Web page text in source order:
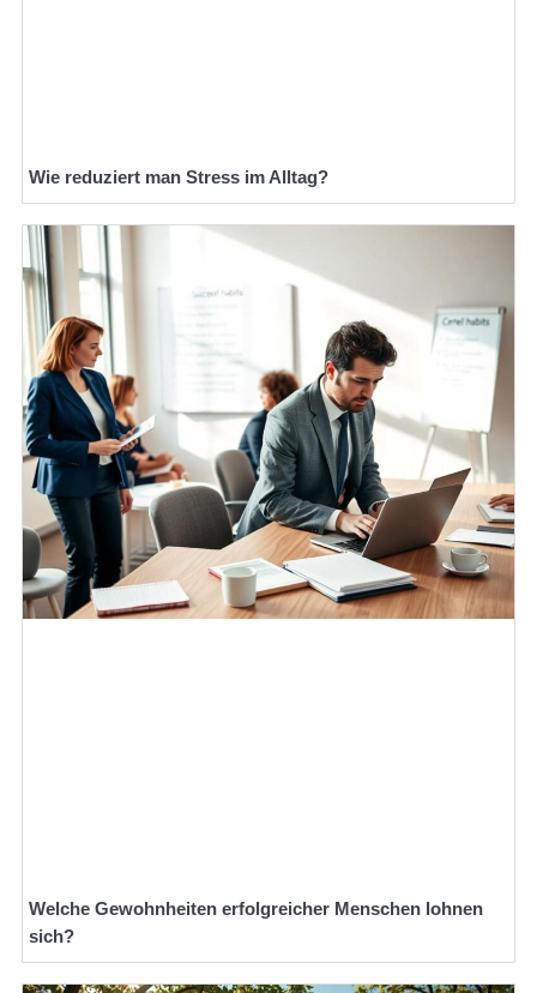
Wie reduziert man Stress im Alltag?
Welche Gewohnheiten erfolgreicher Menschen lohnen
sich?